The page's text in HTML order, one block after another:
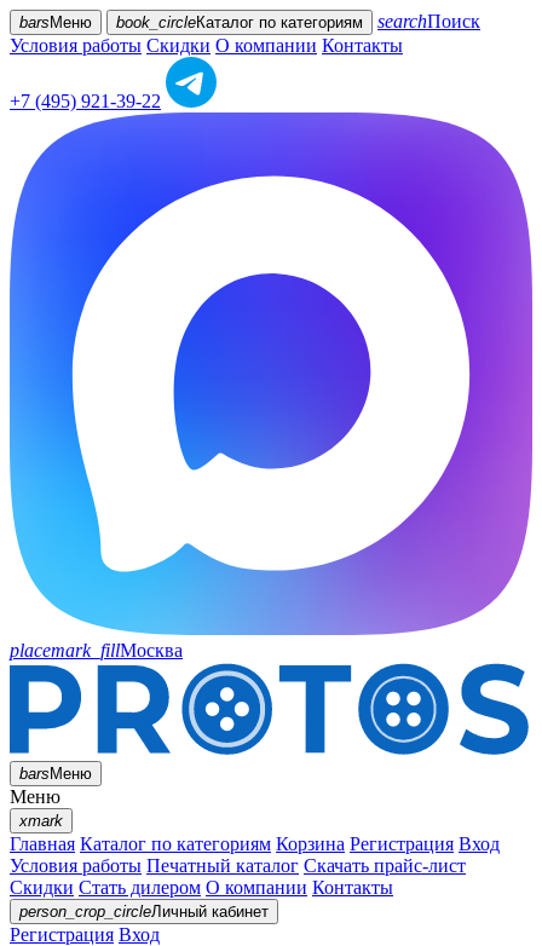
bars Меню book_circleКаталог по категориям searchПоиск
Условия работы Скидки О компании Контакты
+7 (495) 921-39-22
placemark_fillМосква
barsМеню
Меню
xmark
Главная Каталог по категориям Корзина Регистрация Вход
Условия работы Печатный каталог Скачать прайс-лист
Скидки Стать дилером О компании Контакты
person_crop_circleЛичный кабинет
Регистрация Вход